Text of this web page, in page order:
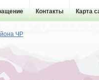
Контакты Карта